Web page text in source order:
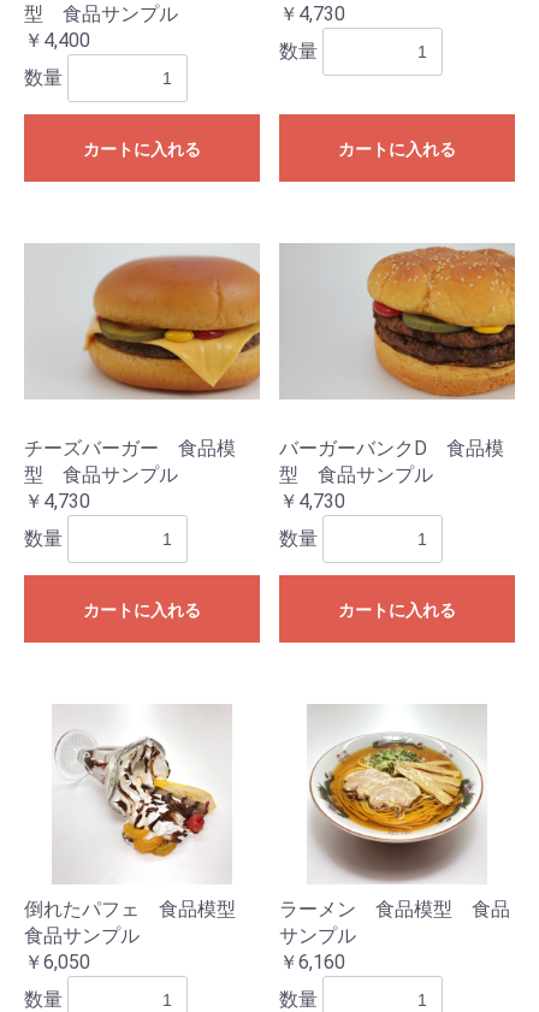
型 食品サンプル
￥4,400
数量
カートに入れる
￥4,730
数量
カートに入れる
チーズバーガー 食品模
型 食品サンプル
￥4,730
数量
カートに入れる
バーガーバンクD 食品模
型 食品サンプル
￥4,730
数量
カートに入れる
倒れたパフェ 食品模型
食品サンプル
￥6,050
数量
ラーメン 食品模型 食品
サンプル
￥6,160
数量
お買い物を続ける カートへ進む